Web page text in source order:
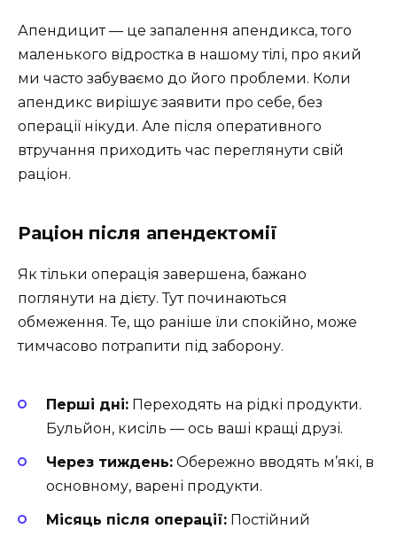
Апендицит — це запалення апендикса, того
маленького відростка в нашому тілі, про який
ми часто забуваємо до його проблеми. Коли
апендикс вирішує заявити про себе, без
операції нікуди. Але після оперативного
втручання приходить час переглянути свій
раціон.
Раціон після апендектомії
Як тільки операція завершена, бажано
поглянути на дієту. Тут починаються
обмеження. Те, що раніше їли спокійно, може
тимчасово потрапити під заборону.
Перші дні: Переходять на рідкі продукти.
Бульйон, кисіль — ось ваші кращі друзі.
Через тиждень: Обережно вводять м’які, в
основному, варені продукти.
Місяць після операції: Постійний